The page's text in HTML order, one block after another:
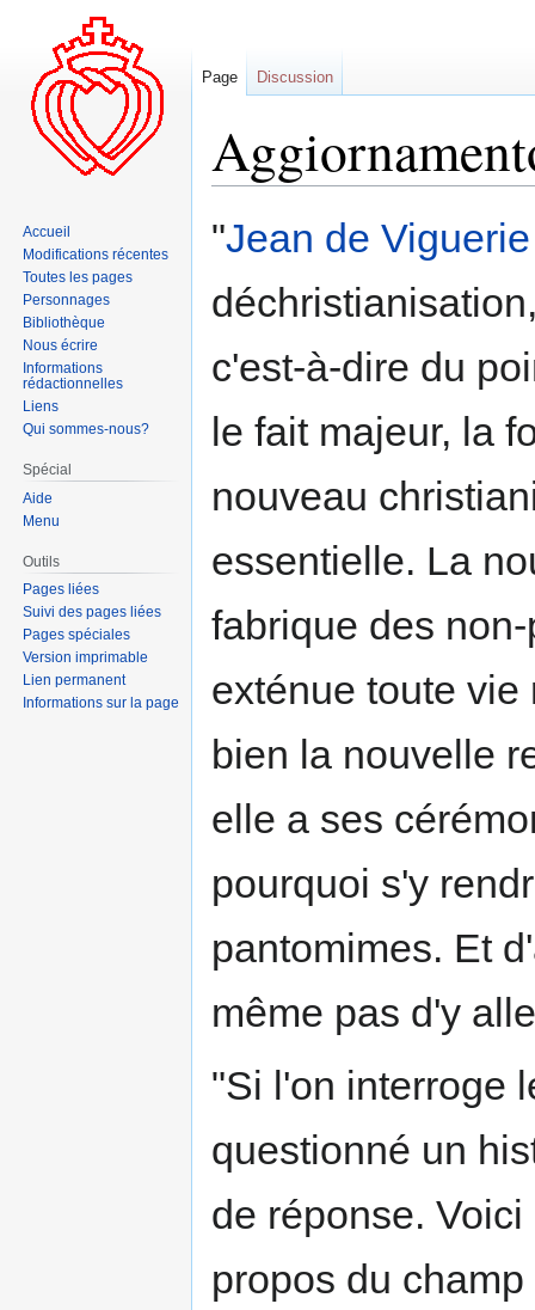
navigation
recherche
"Jean de Viguerie
c'est-à-dire du
le fait majeur, la
nouveau
essentielle. La
fabrique des
exténue toute
bien la nouvelle
elle a ses
pourquoi s'y
pantomimes. Et
même pas d'y
"Si l'on interroge
questionné un
de réponse.
propos du
Page Discussion
Accueil
Modifications récentes
Toutes les pages
Personnages
Bibliothèque
Nous écrire
Informations
rédactionnelles
Liens
Qui sommes-nous?
Spécial
Aide
Menu
Outils
Pages liées
Suivi des pages liées
Pages spéciales
Version imprimable
Lien permanent
Informations sur la page